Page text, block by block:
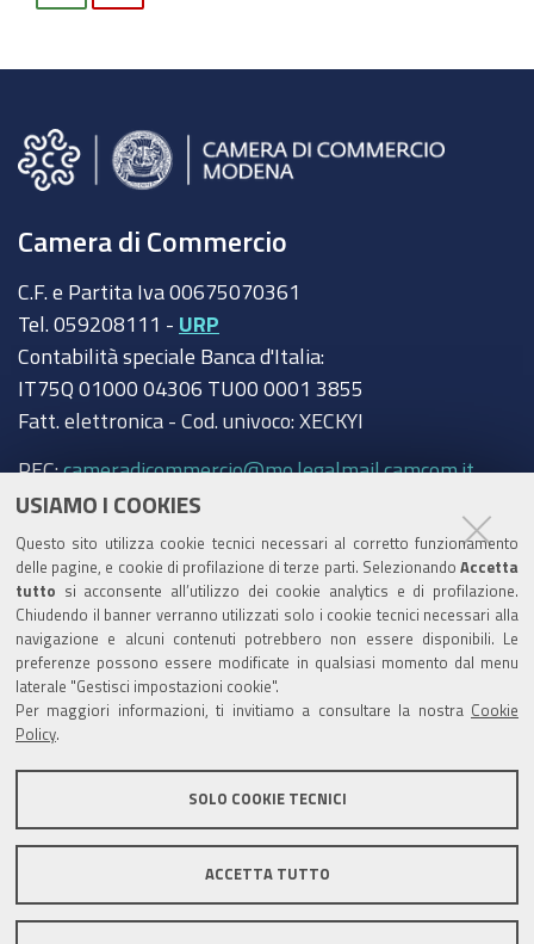
USIAMO I COOKIES
Questo sito utilizza cookie tecnici necessari al corretto funzionamento
delle pagine, e cookie di profilazione di terze parti. Selezionando Accetta
tutto si acconsente all’utilizzo dei cookie analytics e di profilazione.
Chiudendo il banner verranno utilizzati solo i cookie tecnici necessari alla
navigazione e alcuni contenuti potrebbero non essere disponibili. Le
preferenze possono essere modificate in qualsiasi momento dal menu
laterale "Gestisci impostazioni cookie".
Per maggiori informazioni, ti invitiamo a consultare la nostra Cookie
Policy
SOLO COOKIE TECNICI
ACCETTA TUTTO
Camera di Commercio
C.F. e Partita Iva 00675070361
Tel. 059208111 - URP
Contabilità speciale Banca d'Italia:
IT75Q 01000 04306 TU00 0001 3855
Fatt. elettronica - Cod. univoco: XECKYI
PEC:cameradicommercio@mo.legalmail.camcom.it
Trasparenza
Amministrazione trasparente
Albo Camerale
Pubblicità Legale
Area riservata Amministratori
Informativa generale
Informative privacy
Accessibilità
Note legali